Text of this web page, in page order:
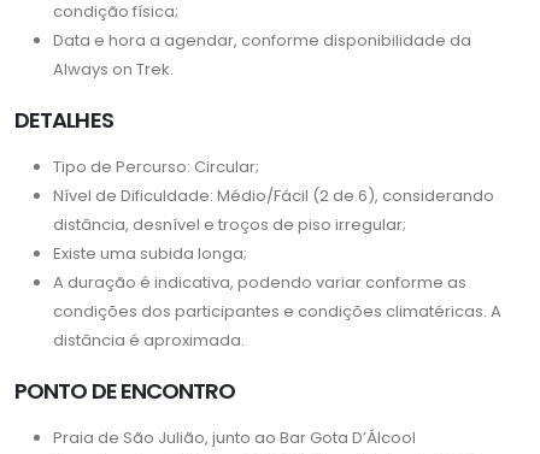
condição física;
Data e hora a agendar, conforme disponibilidade da
Always on Trek.
DETALHES
Tipo de Percurso: Circular;
Nível de Dificuldade: Médio/Fácil (2 de 6), considerando
distância, desnível e troços de piso irregular;
Existe uma subida longa;
A duração é indicativa, podendo variar conforme as
condições dos participantes e condições climatéricas. A
distância é aproximada.
PONTO DE ENCONTRO
Praia de São Julião, junto ao Bar Gota D’Álcool